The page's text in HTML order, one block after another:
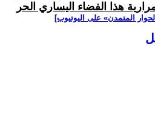
هذا الفضاء اليساري الحر
المتمدن» على اليوتيوب]